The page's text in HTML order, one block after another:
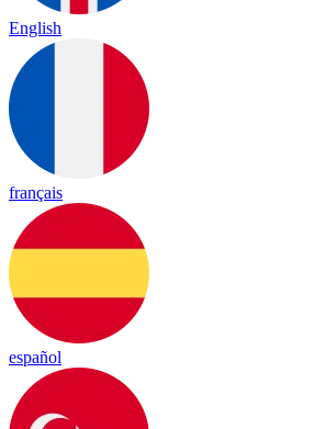
English
français
español